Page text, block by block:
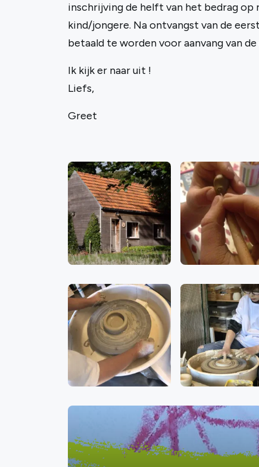
inschrijving de helft van het bedrag op
kind/jongere. Na ontvangst van de
betaald te worden voor aanvang van de
Ik kijk er naar uit !
Liefs,
Greet